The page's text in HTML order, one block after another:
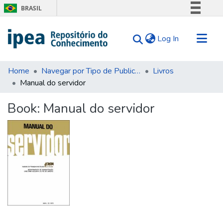
BRASIL
Comunica BR
Acesso à informação
Log In (current)
Communities & Collections
Search for
Statistics
About Us
Home Navegar por Tipo de Publicação
Livros
Manual do servidor
Book: Manual do servidor